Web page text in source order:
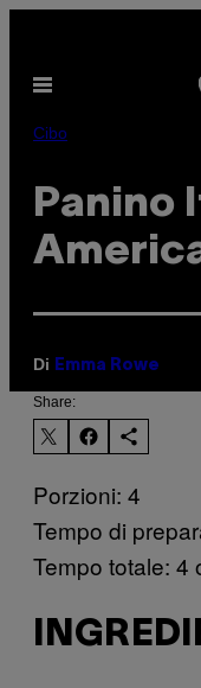
contenuto
Apri
Cibo
Panino
Di Emma Rowe
Share:
Porzioni: 4
Tempo di
Tempo totale: 4